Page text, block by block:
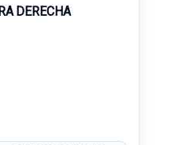
DERECHA